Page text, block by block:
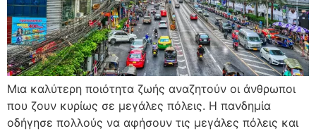
Μια καλύτερη ποιότητα ζωής αναζητούν οι άνθρωποι
που ζουν κυρίως σε μεγάλες πόλεις. Η πανδημία
οδήγησε πολλούς να αφήσουν τις μεγάλες πόλεις και